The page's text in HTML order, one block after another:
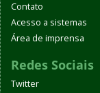
Contato
Acesso a sistemas
Área de imprensa
Redes Sociais
Twitter